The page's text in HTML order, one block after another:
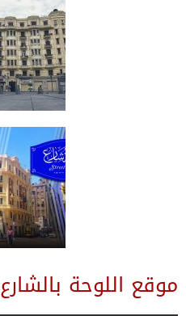
موقع اللوحة بالشارع